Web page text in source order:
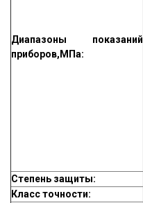
Диапазоны показаний
приборов,МПа:
Степень защиты:
Класс точности: